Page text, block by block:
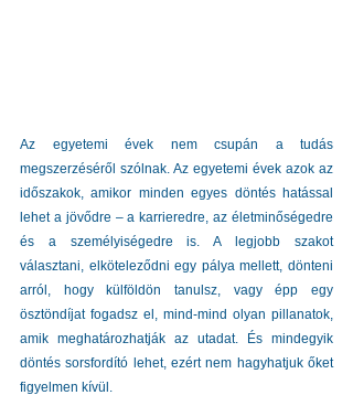
Az egyetemi évek nem csupán a tudás
megszerzéséről szólnak. Az egyetemi évek azok az
időszakok, amikor minden egyes döntés hatással
lehet a jövődre – a karrieredre, az életminőségedre
és a személyiségedre is. A legjobb szakot
választani, elköteleződni egy pálya mellett, dönteni
arról, hogy külföldön tanulsz, vagy épp egy
ösztöndíjat fogadsz el, mind-mind olyan pillanatok,
amik meghatározhatják az utadat. És mindegyik
döntés sorsfordító lehet, ezért nem hagyhatjuk őket
figyelmen kívül.